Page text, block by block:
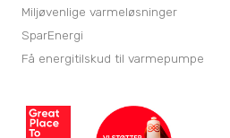
Miljøvenlige varmeløsninger
SparEnergi
Få energitilskud til varmepumpe